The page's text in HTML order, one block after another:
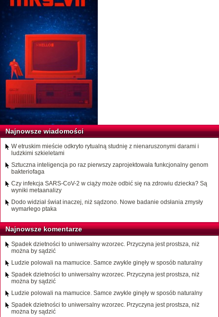
Najnowsze wiadomości
W etruskim mieście odkryto rytualną studnię z nienaruszonymi darami i
ludzkimi szkieletami
Sztuczna inteligencja po raz pierwszy zaprojektowała funkcjonalny genom
bakteriofaga
Czy infekcja SARS-CoV-2 w ciąży może odbić się na zdrowiu dziecka? Są
wyniki metaanalizy
Dodo widział świat inaczej, niż sądzono. Nowe badanie odsłania zmysły
wymarłego ptaka
Najnowsze komentarze
Spadek dzietności to uniwersalny wzorzec. Przyczyna jest prostsza, niż
można by sądzić
Ludzie polowali na mamucice. Samce zwykle ginęły w sposób naturalny
Spadek dzietności to uniwersalny wzorzec. Przyczyna jest prostsza, niż
można by sądzić
Ludzie polowali na mamucice. Samce zwykle ginęły w sposób naturalny
Spadek dzietności to uniwersalny wzorzec. Przyczyna jest prostsza, niż
można by sądzić